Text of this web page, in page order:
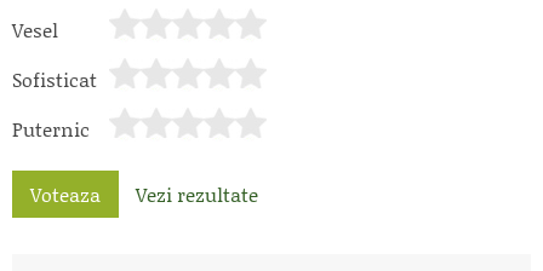
Vesel
Sofisticat
Puternic
Voteaza Vezi rezultate